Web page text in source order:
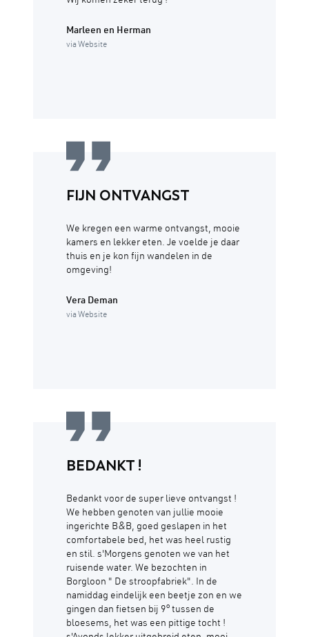
Marleen en Herman
via Website
FIJN ONTVANGST
We kregen een warme ontvangst, mooie
kamers en lekker eten. Je voelde je daar
thuis en je kon fijn wandelen in de
omgeving!
Vera Deman
via Website
BEDANKT !
Bedankt voor de super lieve ontvangst !
We hebben genoten van jullie mooie
ingerichte B&B, goed geslapen in het
comfortabele bed, het was heel rustig
en stil. s'Morgens genoten we van het
ruisende water. We bezochten in
Borgloon " De stroopfabriek". In de
namiddag eindelijk een beetje zon en we
gingen dan fietsen bij 9° tussen de
bloesems, het was een pittige tocht !